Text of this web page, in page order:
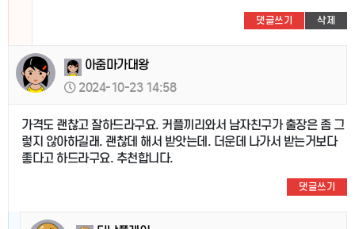
댓글쓰기 삭제
아줌마가대왕
2024-10-23 14:58
가격도 괜찮고 잘하드라구요. 커플끼리와서 남자친구가 출장은 좀 그
렇지 않아하길래. 괜찮데 해서 받앗는데. 더운데 나가서 받는거보다
좋다고 하드라구요. 추천합니다.
댓글쓰기